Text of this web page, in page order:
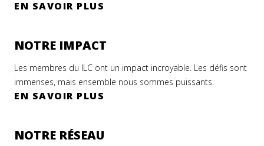
EN SAVOIR PLUS
NOTRE IMPACT
Les membres du ILC ont un impact incroyable. Les défis sont
immenses, mais ensemble nous sommes puissants.
EN SAVOIR PLUS
NOTRE RÉSEAU